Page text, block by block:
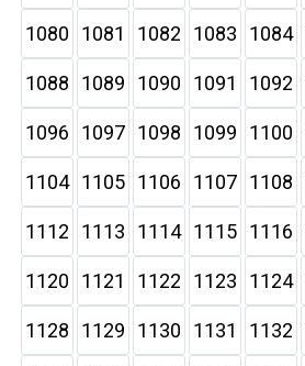
1080 1081 1082 1083 1084
1088 1089 1090 1091 1092
1096 1097 1098 1099 1100
1104 1105 1106 1107 1108
1112 1113 1114 1115 1116
1120 1121 1122 1123 1124
1128 1129 1130 1131 1132